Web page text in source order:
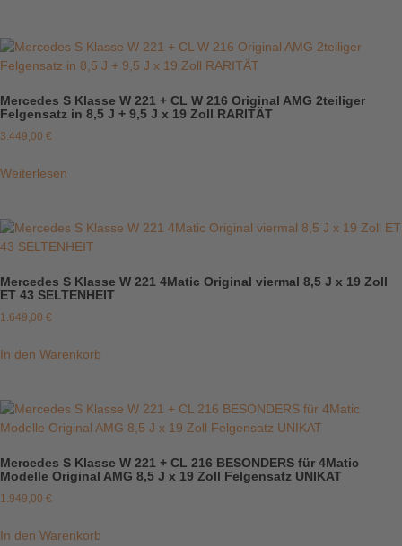
Mercedes S Klasse W 221 + CL W 216 Original AMG 2teiliger
Felgensatz in 8,5 J + 9,5 J x 19 Zoll RARITÄT
3.449,00 €
Weiterlesen
Mercedes S Klasse W 221 4Matic Original viermal 8,5 J x 19 Zoll
ET 43 SELTENHEIT
1.649,00 €
In den Warenkorb
Mercedes S Klasse W 221 + CL 216 BESONDERS für 4Matic
Modelle Original AMG 8,5 J x 19 Zoll Felgensatz UNIKAT
1.949,00 €
In den Warenkorb